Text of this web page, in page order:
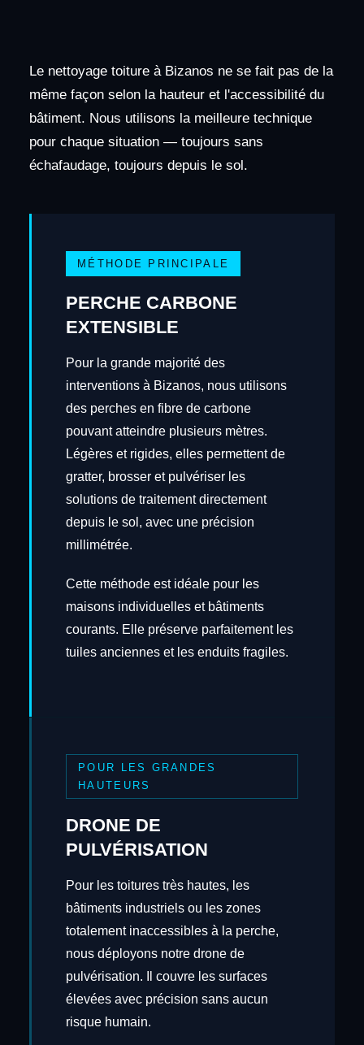
Le nettoyage toiture à Bizanos ne se fait pas de la
même façon selon la hauteur et l'accessibilité du
bâtiment. Nous utilisons la meilleure technique
pour chaque situation — toujours sans
échafaudage, toujours depuis le sol.
MÉTHODE PRINCIPALE
PERCHE CARBONE
EXTENSIBLE
Pour la grande majorité des
interventions à Bizanos, nous utilisons
des perches en fibre de carbone
pouvant atteindre plusieurs mètres.
Légères et rigides, elles permettent de
gratter, brosser et pulvériser les
solutions de traitement directement
depuis le sol, avec une précision
millimétrée.
Cette méthode est idéale pour les
maisons individuelles et bâtiments
courants. Elle préserve parfaitement les
tuiles anciennes et les enduits fragiles.
POUR LES GRANDES
HAUTEURS
DRONE DE
PULVÉRISATION
Pour les toitures très hautes, les
bâtiments industriels ou les zones
totalement inaccessibles à la perche,
nous déployons notre drone de
pulvérisation. Il couvre les surfaces
élevées avec précision sans aucun
risque humain.